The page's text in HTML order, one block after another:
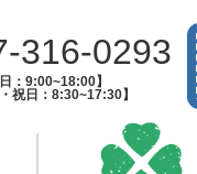
316-0293
日：9:00~18:00】
・祝日：8:30~17:30】